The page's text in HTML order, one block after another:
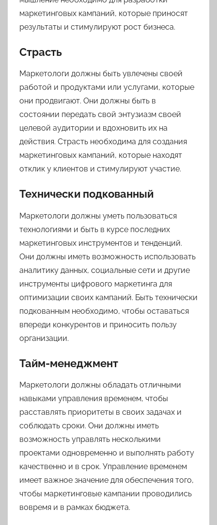
маркетинговых кампаний, которые приносят
результаты и стимулируют рост бизнеса.
Страсть
Маркетологи должны быть увлечены своей
работой и продуктами или услугами, которые
они продвигают. Они должны быть в
состоянии передать свой энтузиазм своей
целевой аудитории и вдохновить их на
действия. Страсть необходима для создания
маркетинговых кампаний, которые находят
отклик у клиентов и стимулируют участие.
Технически подкованный
Маркетологи должны уметь пользоваться
технологиями и быть в курсе последних
маркетинговых инструментов и тенденций.
Они должны иметь возможность использовать
аналитику данных, социальные сети и другие
инструменты цифрового маркетинга для
оптимизации своих кампаний. Быть технически
подкованным необходимо, чтобы оставаться
впереди конкурентов и приносить пользу
организации.
Тайм-менеджмент
Маркетологи должны обладать отличными
навыками управления временем, чтобы
расставлять приоритеты в своих задачах и
соблюдать сроки. Они должны иметь
возможность управлять несколькими
проектами одновременно и выполнять работу
качественно и в срок. Управление временем
имеет важное значение для обеспечения того,
чтобы маркетинговые кампании проводились
вовремя и в рамках бюджета.